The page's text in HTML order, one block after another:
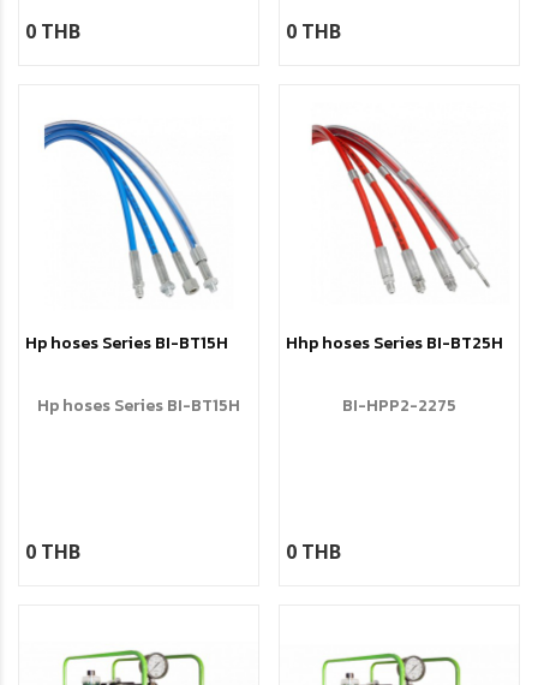
0 THB 0 THB
Hp hoses Series BI-BT15H
Hp hoses Series BI-BT15H
0 THB
Hhp hoses Series BI-BT25H
BI-HPP2-2275
0 THB